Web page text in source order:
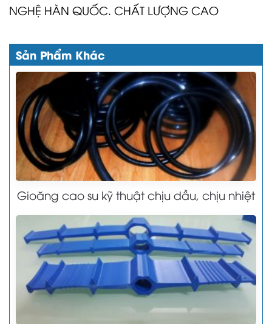
NGHỆ HÀN QUỐC. CHẤT LƯỢNG CAO
Sản Phẩm Khác
Gioăng cao su kỹ thuật chịu dầu, chịu nhiệt